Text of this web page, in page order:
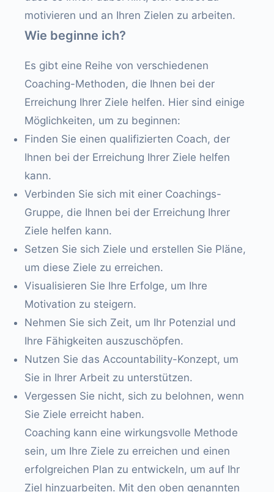
motivieren und an Ihren Zielen zu arbeiten.
Wie beginne ich?
Es gibt eine Reihe von verschiedenen
Coaching-Methoden, die Ihnen bei der
Erreichung Ihrer Ziele helfen. Hier sind einige
Möglichkeiten, um zu beginnen:
Finden Sie einen qualifizierten Coach, der
Ihnen bei der Erreichung Ihrer Ziele helfen
kann.
Verbinden Sie sich mit einer Coachings-
Gruppe, die Ihnen bei der Erreichung Ihrer
Ziele helfen kann.
Setzen Sie sich Ziele und erstellen Sie Pläne,
um diese Ziele zu erreichen.
Visualisieren Sie Ihre Erfolge, um Ihre
Motivation zu steigern.
Nehmen Sie sich Zeit, um Ihr Potenzial und
Ihre Fähigkeiten auszuschöpfen.
Nutzen Sie das Accountability-Konzept, um
Sie in Ihrer Arbeit zu unterstützen.
Vergessen Sie nicht, sich zu belohnen, wenn
Sie Ziele erreicht haben.
Coaching kann eine wirkungsvolle Methode
sein, um Ihre Ziele zu erreichen und einen
erfolgreichen Plan zu entwickeln, um auf Ihr
Ziel hinzuarbeiten. Mit den oben genannten